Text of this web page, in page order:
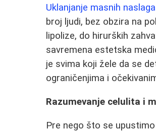
Uklanjanje masnih naslaga
broj ljudi, bez obzira na
lipolize, do hirurških
savremena estetska
je svima koji žele da se
ograničenjima i
Razumevanje celulita i
Pre nego što se